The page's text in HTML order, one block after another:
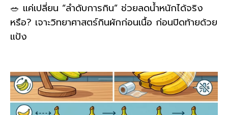
🥗 แค่เปลี่ยน “ลำดับการกิน” ช่วยลดน้ำหนักได้จริง
หรือ? เจาะวิทยาศาสตร์กินผักก่อนเนื้อ ก่อนปิดท้ายด้วย
แป้ง